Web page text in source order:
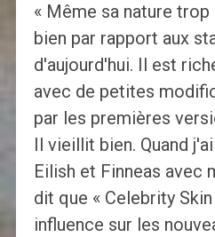
« Même sa nature
bien par rapport aux
d'aujourd'hui. Il est
avec de petites
par les premières
Il vieillit bien. Quand
Eilish et Finneas avec
dit que « Celebrity
influence sur les